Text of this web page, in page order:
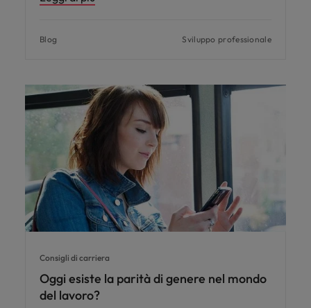
Blog Sviluppo professionale
Consigli di carriera
Oggi esiste la parità di genere nel mondo
del lavoro?